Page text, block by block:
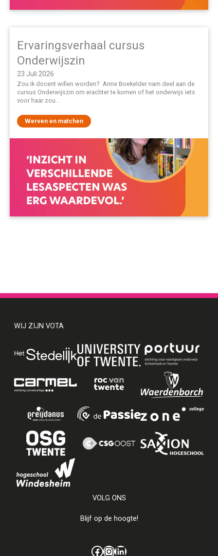
Ervaringsverhaal cursus
Onderwijszin
23 Juli 2026
Zou ik docent willen worden? Anne Boekelder nam deel aan de
cursus Onderwijszin om erachter te komen of het onderwijs iets
voor haar zou…
Werven en matchen
WIJ ZIJN VOTA
VOLG ONS
Blijf op de hoogte!
Facebook
Instagram
LinkedIn